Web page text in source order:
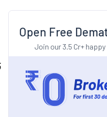
Open Free
Join our 3.5 Cr+